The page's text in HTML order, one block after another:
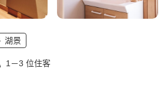
湖景
1－3 位住客